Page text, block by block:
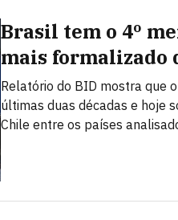
Brasil tem o 4º
mais formalizado
Relatório do BID mostra que
últimas duas décadas e hoje
Chile entre os países